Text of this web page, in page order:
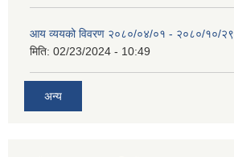
आय व्ययको विवरण २०८०/०४/०१ - २०८०/१०/२९
मिति: 02/23/2024 - 10:49
अन्य